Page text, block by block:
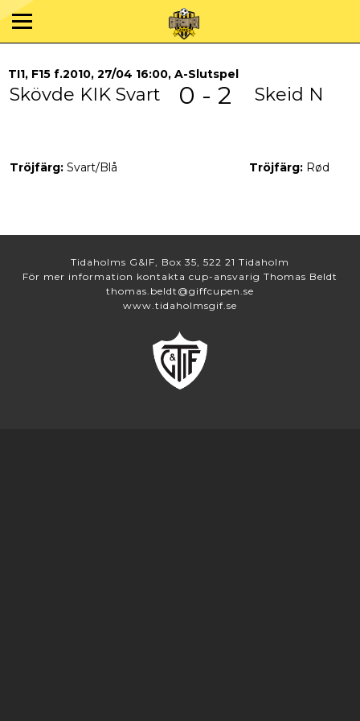
TI1, F15 f.2010, 27/04 16:00, A-Slutspel
Skövde KIK Svart 0 - 2 Skeid N
Tröjfärg: Svart/Blå Tröjfärg: Rød
Tidaholms G&IF, Box 35, 522 21 Tidaholm
För mer information kontakta cup-ansvarig Thomas Beldt
thomas.beldt@giffcupen.se
www.tidaholmsgif.se